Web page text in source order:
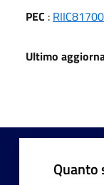
PEC :
Ultimo
Quanto